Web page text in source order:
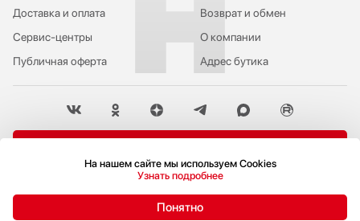
© 2009-2026 Бутик бытовой техники Hausdorf
Публичная оферта
Сервис-центры
Доставка и оплата
Возврат и обмен
О компании
Адрес бутика
Пожаловаться руководству
Политика конфиденциальности
На нашем сайте мы используем Cookies
Узнать подробнее
Понятно